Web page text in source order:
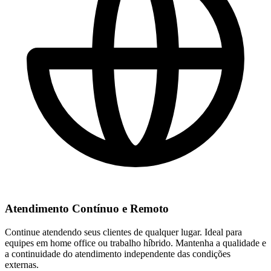
Atendimento Contínuo e Remoto
Continue atendendo seus clientes de qualquer lugar. Ideal para
equipes em home office ou trabalho híbrido. Mantenha a qualidade e
a continuidade do atendimento independente das condições
externas.